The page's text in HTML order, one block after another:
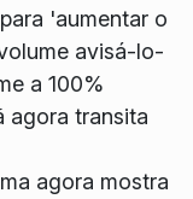
'aumentar o
avisá-lo-
a 100%
agora transita
agora mostra